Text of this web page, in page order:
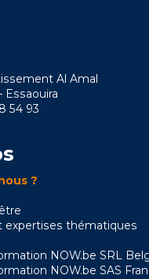
Al Amal
Essaouira
54 93
?
expertises thématiques
NOW.be SRL
NOW.be SAS